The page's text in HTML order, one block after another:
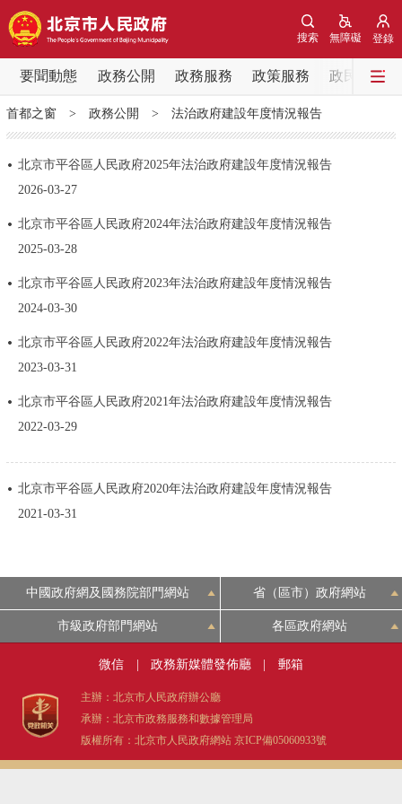
登錄
無障礙
搜索
要聞動態 政務公開 政務服務 政策服務 政民互動
要聞動態
黨中央精神 國務院資訊 中央部委動態
北京要聞 會議資訊 部門動態
各區熱點
市領導
政策兌現
決策公開
個人服務
仲介服務 陽光政務
12345網上接訴即辦 我要諮詢
參與調查 線上訪談 圖説互動
首都之窗> 政務公開 > 法治政府建設年度情況報告
北京市平谷區人民政府2025年法治政府建設年度情況報告
2026-03-27
北京市平谷區人民政府2024年法治政府建設年度情況報告
2025-03-28
北京市平谷區人民政府2023年法治政府建設年度情況報告
2024-03-30
​北京市平谷區人民政府2022年法治政府建設年度情況報告
2023-03-31
北京市平谷區人民政府2021年法治政府建設年度情況報告
2022-03-29
北京市平谷區人民政府2020年法治政府建設年度情況報告
2021-03-31
中國政府網及國務院部門網站 省（區市）政府網站
市級政府部門網站 各區政府網站
微信 政務新媒體發佈廳 郵箱
主辦：北京市人民政府辦公廳
承辦：北京市政務服務和數據管理局
版權所有：北京市人民政府網站 京ICP備05060933號